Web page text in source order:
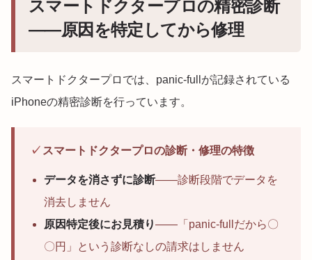
スマートドクタープロの精密診断
——原因を特定してから修理
スマートドクタープロでは、panic-fullが記録されている
iPhoneの精密診断を行っています。
✓ スマートドクタープロの診断・修理の特徴
データを消さずに診断——診断段階でデータを
消去しません
原因特定後にお見積り——「panic-fullだから〇
〇円」という診断なしの請求はしません